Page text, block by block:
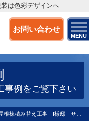
お問い合わせ
MENU
は色彩デザインへ
事例をご覧下さい
え工事｜I様邸｜サンダルウッド仕上げ